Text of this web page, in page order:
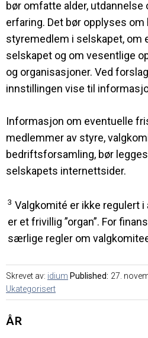
bør omfatte alder,
erfaring. Det bør opplyses
styremedlem i selskapet, om
selskapet og om vesentlige
og organisasjoner. Ved
innstillingen vise til
Informasjon om eventuelle
medlemmer av styre,
bedriftsforsamling, bør
selskapets internettsider.
3 Valgkomité er ikke regulert
er et frivillig ”organ”. For
særlige regler om
Skrevet av: idium Published: 27.
Ukategorisert
ÅR